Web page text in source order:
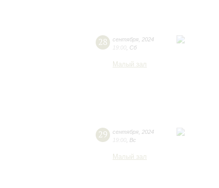
28 сентября 2024
19:00 Сб
Малый зал
29 сентября 2024
19:00 Вс
Малый зал